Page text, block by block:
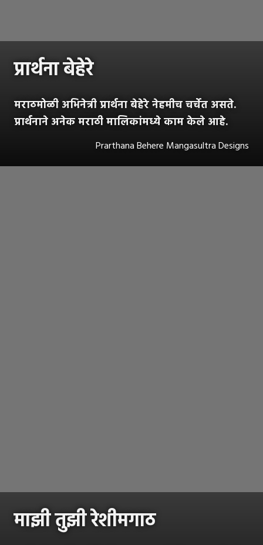
प्रार्थना बेहेरे
मराठमोळी अभिनेत्री प्रार्थना बेहेरे नेहमीच चर्चेत असते.
प्रार्थनाने अनेक मराठी मालिकांमध्ये काम केले आहे.
Prarthana Behere Mangasultra Designs
माझी तुझी रेशीमगाठ